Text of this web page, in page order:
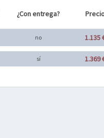
¿Con entrega?
no 1.135
sí 1.369